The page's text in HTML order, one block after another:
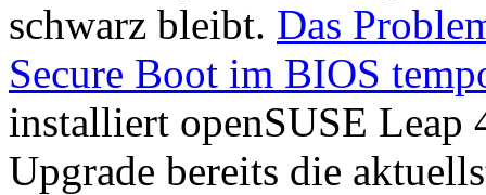
schwarz bleibt. Das
Secure Boot im BIOS
installiert openSUSE Leap
Upgrade bereits die